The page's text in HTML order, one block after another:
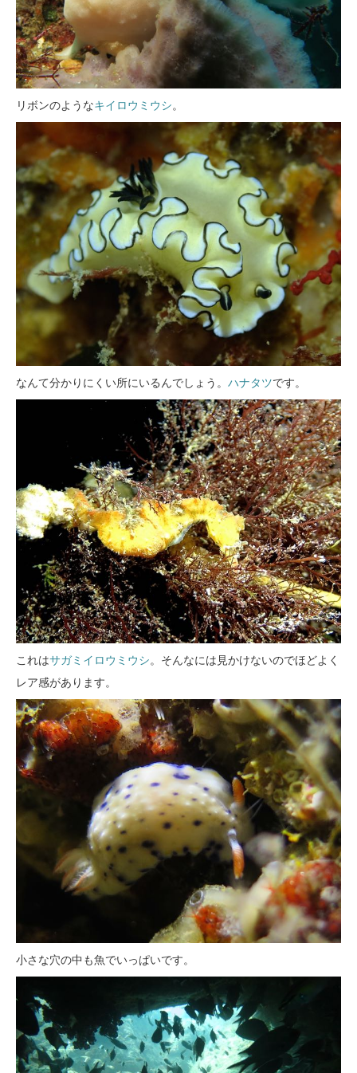
リボンのようなキイロウミウシ。
なんて分かりにくい所にいるんでしょう。 ハナタツです。
これはサガミイロウミウシ。そんなには見かけないのでほどよく
レア感があります。
小さな穴の中も魚でいっぱいです。